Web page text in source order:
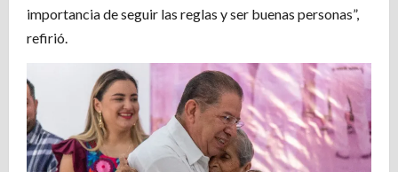
importancia de seguir las reglas y ser buenas personas”,
refirió.